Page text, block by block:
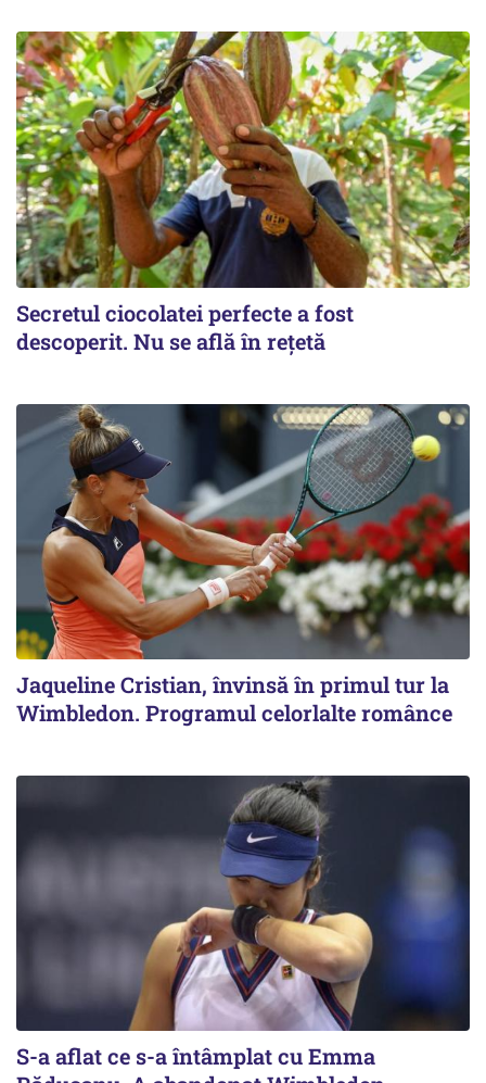
Secretul ciocolatei perfecte a fost
descoperit. Nu se află în rețetă
Jaqueline Cristian, învinsă în primul tur la
Wimbledon. Programul celorlalte românce
S-a aflat ce s-a întâmplat cu Emma